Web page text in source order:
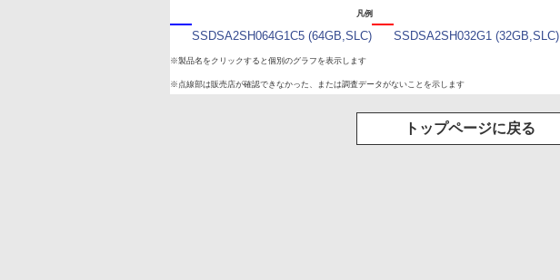
凡例
SSDSA2SH064G1C5 (64GB,SLC) SSDSA2SH032G1 (32GB,SLC)
※製品名をクリックすると個別のグラフを表示します
※点線部は販売店が確認できなかった、または調査データがないことを示します
トップページに戻る